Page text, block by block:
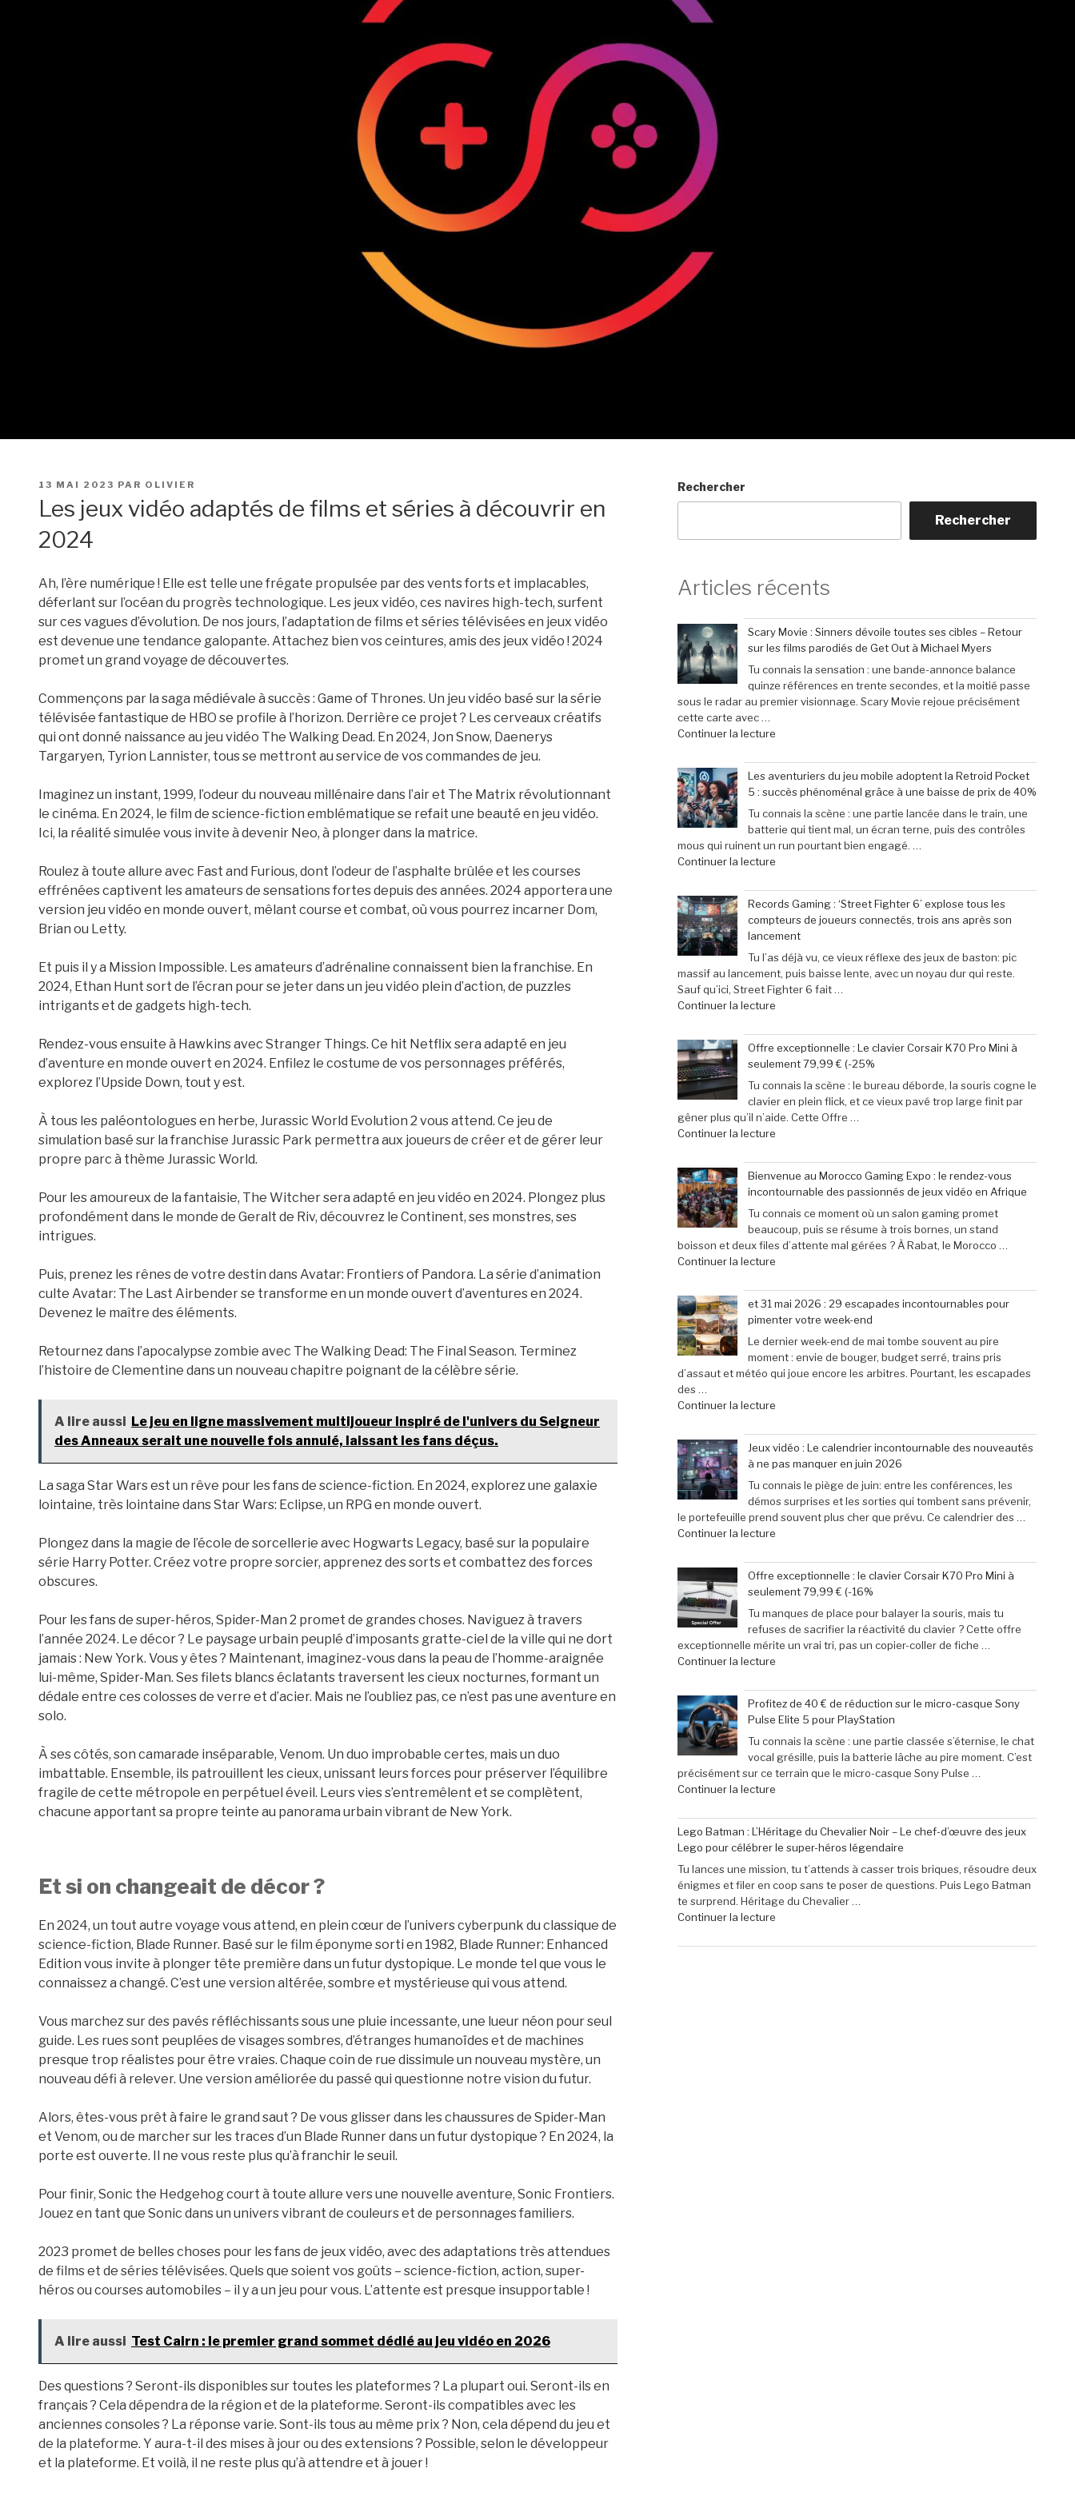
PUBLIÉ
13 MAI 2023 PAR OLIVIER
Les jeux vidéo adaptés de films et séries à découvrir en
2024
Ah, l’ère numérique ! Elle est telle une frégate propulsée par des vents forts et implacables,
déferlant sur l’océan du progrès technologique. Les jeux vidéo, ces navires high-tech, surfent
sur ces vagues d’évolution. De nos jours, l’adaptation de films et séries télévisées en jeux vidéo
est devenue une tendance galopante. Attachez bien vos ceintures, amis des jeux vidéo ! 2024
promet un grand voyage de découvertes.
Commençons par la saga médiévale à succès : Game of Thrones. Un jeu vidéo basé sur la série
télévisée fantastique de HBO se profile à l’horizon. Derrière ce projet ? Les cerveaux créatifs
qui ont donné naissance au jeu vidéo The Walking Dead. En 2024, Jon Snow, Daenerys
Targaryen, Tyrion Lannister, tous se mettront au service de vos commandes de jeu.
Imaginez un instant, 1999, l’odeur du nouveau millénaire dans l’air et The Matrix révolutionnant
le cinéma. En 2024, le film de science-fiction emblématique se refait une beauté en jeu vidéo.
Ici, la réalité simulée vous invite à devenir Neo, à plonger dans la matrice.
Roulez à toute allure avec Fast and Furious, dont l’odeur de l’asphalte brûlée et les courses
effrénées captivent les amateurs de sensations fortes depuis des années. 2024 apportera une
version jeu vidéo en monde ouvert, mêlant course et combat, où vous pourrez incarner Dom,
Brian ou Letty.
Et puis il y a Mission Impossible. Les amateurs d’adrénaline connaissent bien la franchise. En
2024, Ethan Hunt sort de l’écran pour se jeter dans un jeu vidéo plein d’action, de puzzles
intrigants et de gadgets high-tech.
Rendez-vous ensuite à Hawkins avec Stranger Things. Ce hit Netflix sera adapté en jeu
d’aventure en monde ouvert en 2024. Enfilez le costume de vos personnages préférés,
explorez l’Upside Down, tout y est.
À tous les paléontologues en herbe, Jurassic World Evolution 2 vous attend. Ce jeu de
simulation basé sur la franchise Jurassic Park permettra aux joueurs de créer et de gérer leur
propre parc à thème Jurassic World.
Pour les amoureux de la fantaisie, The Witcher sera adapté en jeu vidéo en 2024. Plongez plus
profondément dans le monde de Geralt de Riv, découvrez le Continent, ses monstres, ses
intrigues.
Puis, prenez les rênes de votre destin dans Avatar: Frontiers of Pandora. La série d’animation
culte Avatar: The Last Airbender se transforme en un monde ouvert d’aventures en 2024.
Devenez le maître des éléments.
Retournez dans l’apocalypse zombie avec The Walking Dead: The Final Season. Terminez
l’histoire de Clementine dans un nouveau chapitre poignant de la célèbre série.
A lire aussi Le jeu en ligne massivement multijoueur inspiré de l'univers du Seigneur
des Anneaux serait une nouvelle fois annulé, laissant les fans déçus.
La saga Star Wars est un rêve pour les fans de science-fiction. En 2024, explorez une galaxie
lointaine, très lointaine dans Star Wars: Eclipse, un RPG en monde ouvert.
Plongez dans la magie de l’école de sorcellerie avec Hogwarts Legacy, basé sur la populaire
série Harry Potter. Créez votre propre sorcier, apprenez des sorts et combattez des forces
obscures.
Pour les fans de super-héros, Spider-Man 2 promet de grandes choses. Naviguez à travers
l’année 2024. Le décor ? Le paysage urbain peuplé d’imposants gratte-ciel de la ville qui ne dort
jamais : New York. Vous y êtes ? Maintenant, imaginez-vous dans la peau de l’homme-araignée
lui-même, Spider-Man. Ses filets blancs éclatants traversent les cieux nocturnes, formant un
dédale entre ces colosses de verre et d’acier. Mais ne l’oubliez pas, ce n’est pas une aventure en
solo.
À ses côtés, son camarade inséparable, Venom. Un duo improbable certes, mais un duo
imbattable. Ensemble, ils patrouillent les cieux, unissant leurs forces pour préserver l’équilibre
fragile de cette métropole en perpétuel éveil. Leurs vies s’entremêlent et se complètent,
chacune apportant sa propre teinte au panorama urbain vibrant de New York.
Et si on changeait de décor ?
En 2024, un tout autre voyage vous attend, en plein cœur de l’univers cyberpunk du classique de
science-fiction, Blade Runner. Basé sur le film éponyme sorti en 1982, Blade Runner: Enhanced
Edition vous invite à plonger tête première dans un futur dystopique. Le monde tel que vous le
connaissez a changé. C’est une version altérée, sombre et mystérieuse qui vous attend.
Vous marchez sur des pavés réfléchissants sous une pluie incessante, une lueur néon pour seul
guide. Les rues sont peuplées de visages sombres, d’étranges humanoïdes et de machines
presque trop réalistes pour être vraies. Chaque coin de rue dissimule un nouveau mystère, un
nouveau défi à relever. Une version améliorée du passé qui questionne notre vision du futur.
Alors, êtes-vous prêt à faire le grand saut ? De vous glisser dans les chaussures de Spider-Man
et Venom, ou de marcher sur les traces d’un Blade Runner dans un futur dystopique ? En 2024, la
porte est ouverte. Il ne vous reste plus qu’à franchir le seuil.
Pour finir, Sonic the Hedgehog court à toute allure vers une nouvelle aventure, Sonic Frontiers.
Jouez en tant que Sonic dans un univers vibrant de couleurs et de personnages familiers.
2023 promet de belles choses pour les fans de jeux vidéo, avec des adaptations très attendues
de films et de séries télévisées. Quels que soient vos goûts – science-fiction, action, super-
héros ou courses automobiles – il y a un jeu pour vous. L’attente est presque insupportable !
A lire aussi Test Cairn : le premier grand sommet dédié au jeu vidéo en 2026
Des questions ? Seront-ils disponibles sur toutes les plateformes ? La plupart oui. Seront-ils en
français ? Cela dépendra de la région et de la plateforme. Seront-ils compatibles avec les
anciennes consoles ? La réponse varie. Sont-ils tous au même prix ? Non, cela dépend du jeu et
de la plateforme. Y aura-t-il des mises à jour ou des extensions ? Possible, selon le développeur
et la plateforme. Et voilà, il ne reste plus qu’à attendre et à jouer !
Rechercher
Rechercher
Articles récents
Scary Movie : Sinners dévoile toutes ses cibles – Retour
sur les films parodiés de Get Out à Michael Myers
Tu connais la sensation : une bande-annonce balance
quinze références en trente secondes, et la moitié passe
sous le radar au premier visionnage. Scary Movie rejoue précisément
cette carte avec …
Continuer la lecturede
Movie
:
Sinners
dévoile
toutes
ses
cibles
Retour
sur
les
films
parodiés
de
Get
Out
Michael
Myers »
Les aventuriers du jeu mobile adoptent la Retroid Pocket
5 : succès phénoménal grâce à une baisse de prix de 40%
Tu connais la scène : une partie lancée dans le train, une
batterie qui tient mal, un écran terne, puis des contrôles
mous qui ruinent un run pourtant bien engagé. …
Continuer la lecturede
aventuriers
du
jeu
mobile
adoptent
la
Retroid
Pocket
:
succès
phénoménal
grâce
à
une
baisse
prix
de
40% »
Records Gaming : ‘Street Fighter 6’ explose tous les
compteurs de joueurs connectés, trois ans après son
lancement
Tu l’as déjà vu, ce vieux réflexe des jeux de baston: pic
massif au lancement, puis baisse lente, avec un noyau dur qui reste.
Sauf qu’ici, Street Fighter 6 fait …
Continuer la lecturede
Gaming
:
‘Street
Fighter
6’
explose
tous
compteurs
de
joueurs
connectés,
trois
ans
après
lancement »
Offre exceptionnelle : Le clavier Corsair K70 Pro Mini à
seulement 79,99 € (-25%
Tu connais la scène : le bureau déborde, la souris cogne le
clavier en plein flick, et ce vieux pavé trop large finit par
gêner plus qu’il n’aide. Cette Offre …
Continuer la lecturede
exceptionnelle
:
Le
clavier
Corsair
K70
Pro
à
seulement
79,99
€
(-25% »
Bienvenue au Morocco Gaming Expo : le rendez-vous
incontournable des passionnés de jeux vidéo en Afrique
Tu connais ce moment où un salon gaming promet
beaucoup, puis se résume à trois bornes, un stand
boisson et deux files d’attente mal gérées ? À Rabat, le Morocco …
Continuer la lecturede
au
Morocco
Gaming
Expo
:
le
vous
des
passionnés
de
jeux
vidéo
en
Afrique »
et 31 mai 2026 : 29 escapades incontournables pour
pimenter votre week-end
Le dernier week-end de mai tombe souvent au pire
moment : envie de bouger, budget serré, trains pris
d’assaut et météo qui joue encore les arbitres. Pourtant, les escapades
des …
Continuer la lecturede
31
mai
2026
:
29
escapades
incontournables
pimenter
votre
week-
end »
Jeux vidéo : Le calendrier incontournable des nouveautés
à ne pas manquer en juin 2026
Tu connais le piège de juin: entre les conférences, les
démos surprises et les sorties qui tombent sans prévenir,
le portefeuille prend souvent plus cher que prévu. Ce calendrier des …
Continuer la lecturede
vidéo
:
Le
calendrier
incontournable
des
nouveautés
ne
pas
manquer
en
juin
2026 »
Offre exceptionnelle : le clavier Corsair K70 Pro Mini à
seulement 79,99 € (-16%
Tu manques de place pour balayer la souris, mais tu
refuses de sacrifier la réactivité du clavier ? Cette offre
exceptionnelle mérite un vrai tri, pas un copier-coller de fiche …
Continuer la lecturede
exceptionnelle
:
le
clavier
Corsair
K70
Pro
à
seulement
79,99
€
(-16% »
Profitez de 40 € de réduction sur le micro-casque Sony
Pulse Elite 5 pour PlayStation
Tu connais la scène : une partie classée s’éternise, le chat
vocal grésille, puis la batterie lâche au pire moment. C’est
précisément sur ce terrain que le micro-casque Sony Pulse …
Continuer la lecturede
de
40
€
de
réduction
sur
le
casque
Lego Batman : L’Héritage du Chevalier Noir – Le chef-d’œuvre des jeux
Lego pour célébrer le super-héros légendaire
Tu lances une mission, tu t’attends à casser trois briques, résoudre deux
énigmes et filer en coop sans te poser de questions. Puis Lego Batman
te surprend. Héritage du Chevalier …
Continuer la lecturede
Batman